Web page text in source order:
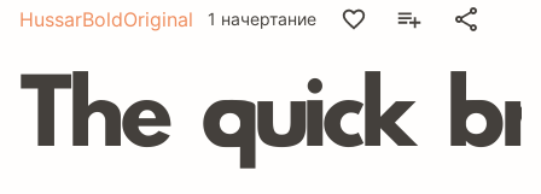
HussarBoldOriginal 1 начертание
The quick